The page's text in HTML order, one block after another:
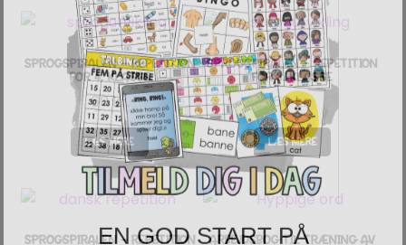
SPROGSPIRALEN – REPETITION
FOR 4. KLASSE
60kr.
LÆS MERE
SPROGSPIRALEN – REPETITION
FOR 3. KLASSE
60kr.
LÆS MERE
SPROGSPIRALEN – REPETITION ARBEJDSBOG TIL TRÆNING AV
EN GOD START PÅ